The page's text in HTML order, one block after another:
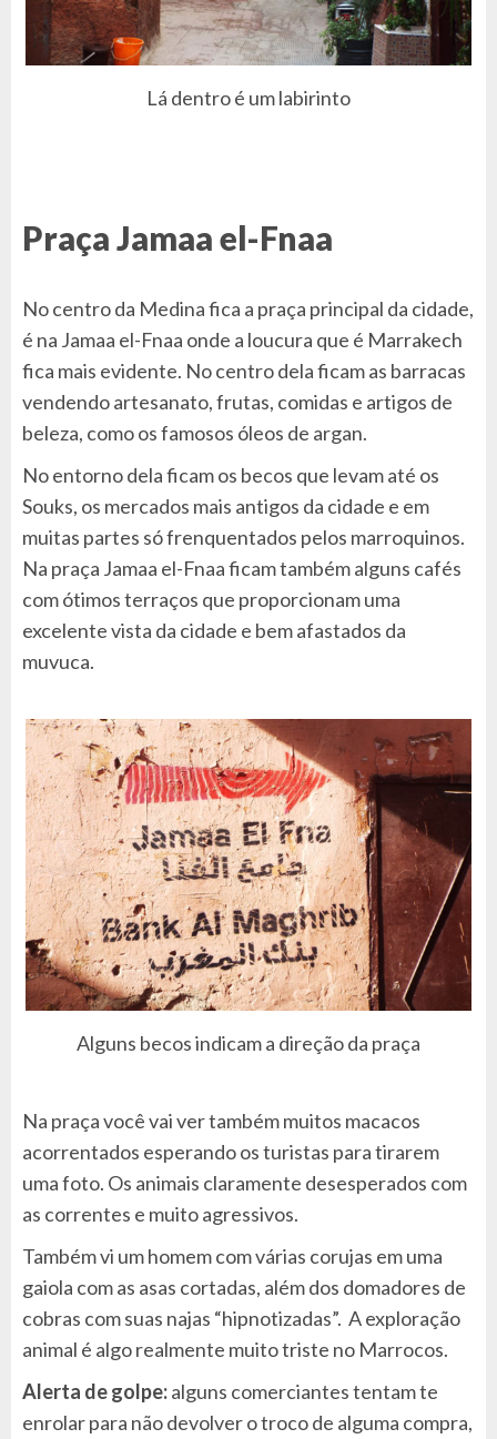
Lá dentro é um labirinto
Praça Jamaa el-Fnaa
No centro da Medina fica a praça principal da cidade,
é na Jamaa el-Fnaa onde a loucura que é Marrakech
fica mais evidente. No centro dela ficam as barracas
vendendo artesanato, frutas, comidas e artigos de
beleza, como os famosos óleos de argan.
No entorno dela ficam os becos que levam até os
Souks, os mercados mais antigos da cidade e em
muitas partes só frenquentados pelos marroquinos.
Na praça Jamaa el-Fnaa ficam também alguns cafés
com ótimos terraços que proporcionam uma
excelente vista da cidade e bem afastados da
muvuca.
Alguns becos indicam a direção da praça
Na praça você vai ver também muitos macacos
acorrentados esperando os turistas para tirarem
uma foto. Os animais claramente desesperados com
as correntes e muito agressivos.
Também vi um homem com várias corujas em uma
gaiola com as asas cortadas, além dos domadores de
cobras com suas najas “hipnotizadas”. A exploração
animal é algo realmente muito triste no Marrocos.
Alerta de golpe:alguns comerciantes tentam te
enrolar para não devolver o troco de alguma compra,